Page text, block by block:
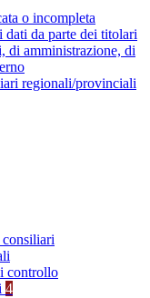
o incompleta
dati da parte dei titolari
di amministrazione, di
regionali/provinciali
controllo
4